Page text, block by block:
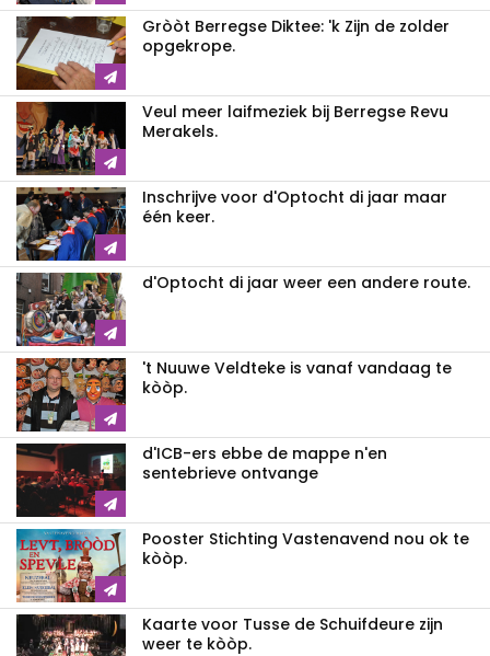
Gròòt Berregse Diktee: 'k Zijn de zolder
opgekrope.
Veul meer laifmeziek bij Berregse Revu
Merakels.
Inschrijve voor d'Optocht di jaar maar
één keer.
d'Optocht di jaar weer een andere route.
't Nuuwe Veldteke is vanaf vandaag te
kòòp.
d'ICB-ers ebbe de mappe n'en
sentebrieve ontvange
Pooster Stichting Vastenavend nou ok te
kòòp.
Kaarte voor Tusse de Schuifdeure zijn
weer te kòòp.